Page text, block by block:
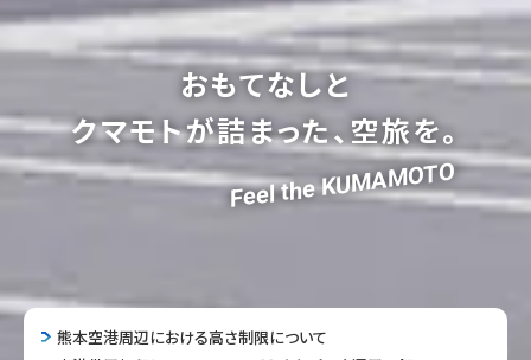
おもてなしと
クマモトが詰まった、空旅を。
Feel the KUMAMOTO
熊本空港周辺における高さ制限について